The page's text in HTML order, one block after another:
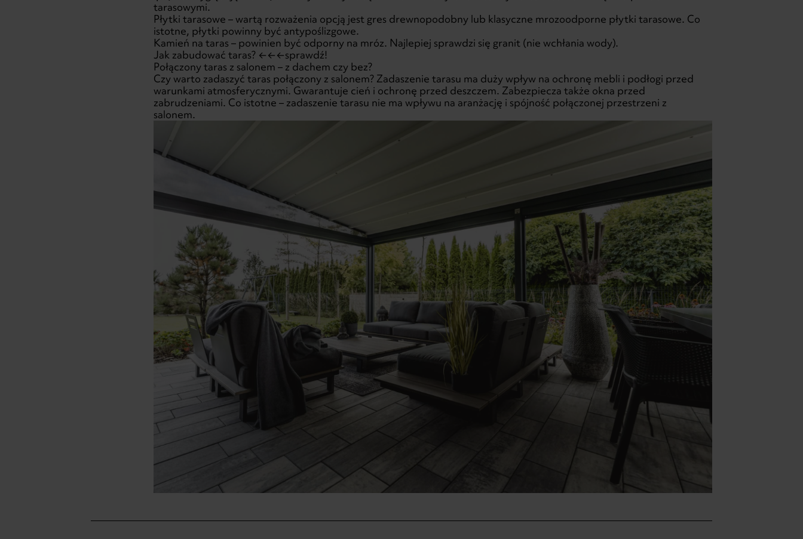
tarasowymi.
Płytki tarasowe – wartą rozważenia opcją jest gres drewnopodobny lub klasyczne mrozoodporne płytki tarasowe. Co
istotne, płytki powinny być antypoślizgowe.
Kamień na taras – powinien być odporny na mróz. Najlepiej sprawdzi się granit (nie wchłania wody).
Jak zabudować taras? ←←←sprawdź!
Połączony taras z salonem – z dachem czy bez?
Czy warto zadaszyć taras połączony z salonem? Zadaszenie tarasu ma duży wpływ na ochronę mebli i podłogi przed
warunkami atmosferycznymi. Gwarantuje cień i ochronę przed deszczem. Zabezpiecza także okna przed
zabrudzeniami. Co istotne – zadaszenie tarasu nie ma wpływu na aranżację i spójność połączonej przestrzeni z
salonem.